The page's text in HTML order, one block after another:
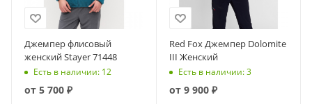
Джемпер флисовый
женский Stayer 71448
Есть в наличии: 12
от 5 700 ₽
Red Fox Джемпер Dolomite
III Женский
Есть в наличии: 3
от 9 900 ₽